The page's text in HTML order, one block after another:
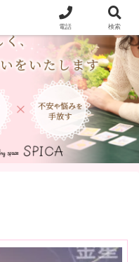
電話 検索